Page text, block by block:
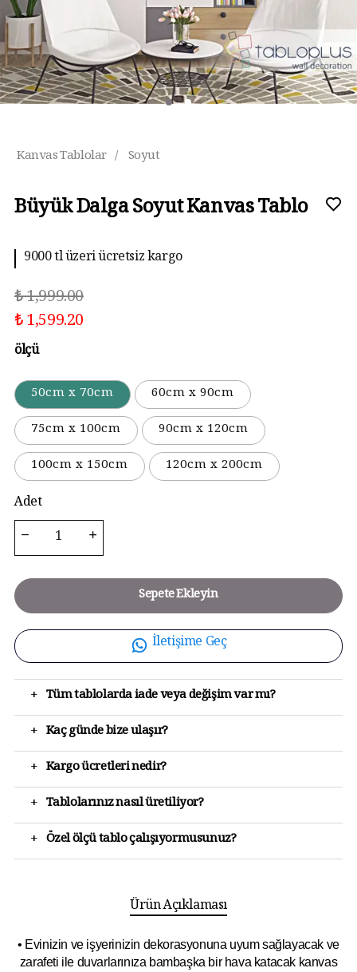
Kanvas Tablolar / Soyut
Büyük Dalga Soyut Kanvas Tablo
9000 tl üzeri ücretsiz kargo
₺ 1,999.00
₺ 1,599.20
ölçü
50cm x 70cm
60cm x 90cm
75cm x 100cm
90cm x 120cm
100cm x 150cm
120cm x 200cm
Adet
Sepete Ekleyin
İletişime Geç
+ Tüm tablolarda iade veya değişim var mı?
+ Kaç günde bize ulaşır?
+ Kargo ücretleri nedir?
+ Tablolarınız nasıl üretiliyor?
+ Özel ölçü tablo çalışıyormusunuz?
Ürün Açıklaması
• Evinizin ve işyerinizin dekorasyonuna uyum sağlayacak ve
zarafeti ile duvarlarınıza bambaşka bir hava katacak kanvas